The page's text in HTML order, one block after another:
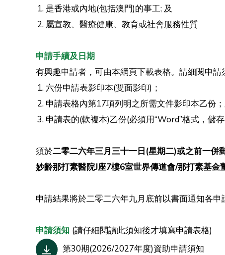
是香港或內地(包括澳門)的事工; 及
屬宣教、醫療健康、教育或社會服務性質
申請手續及日期
有興趣申請者，可由本網頁下載表格。請細閱申請
六份申請表影印本(雙面影印)；
申請表格內第17項列明之所需文件影印本乙份
申請表的(軟複本)乙份(必須用“Word”格式，儲
須於二零二六年三月三十一日(星期二)或之前一
妙齡那打素醫院J座7樓6室世界傳道會/那打素基金
申請結果將於二零二六年九月底前以書面通知各申
申請須知 (請仔細閱讀此須知後才填寫申請表格)
第30期(2026/2027年度)資助申請須知